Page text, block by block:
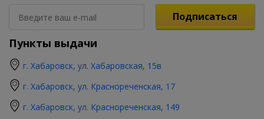
Подписаться
Пункты выдачи
г. Хабаровск, ул. Хабаровская, 15в
г. Хабаровск, ул. Краснореченская, 17
г. Хабаровск, ул. Краснореченская, 149